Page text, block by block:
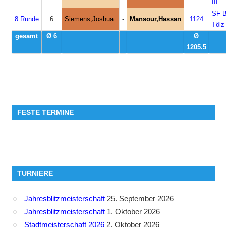
8.Runde 6 Siemens,Joshua - Mansour,Hassan 1124
SF
Tölz
gesamt
Ø 6
Ø
1205.5
FESTE TERMINE
TURNIERE
Jahresblitzmeisterschaft 25. September 2026
Jahresblitzmeisterschaft 1. Oktober 2026
Stadtmeisterschaft 2026 2. Oktober 2026